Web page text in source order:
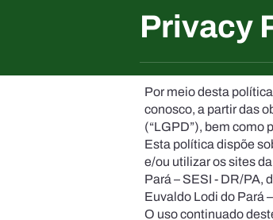
Privacy
Por meio desta
conosco, a partir das
(“LGPD”), bem como
Esta política dispõe
e/ou utilizar os sites
Pará – SESI - DR/PA,
Euvaldo Lodi do Pará
O uso continuado